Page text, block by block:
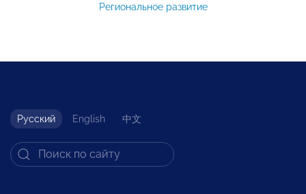
Региональное развитие
Русский English 中文